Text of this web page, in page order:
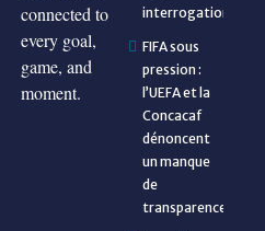
connected to
every goal,
game, and
moment.
interrogations
FIFA sous
pression :
l’UEFA et la
Concacaf
dénoncent
un manque
de
transparence